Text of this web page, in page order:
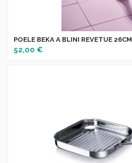
POELE BEKA A BLINI REVETUE 26CM
52,00 €